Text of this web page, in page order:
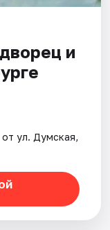
и
ул. Думская,